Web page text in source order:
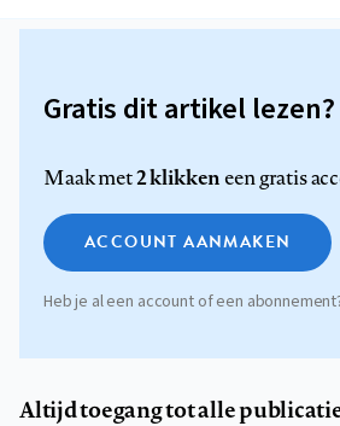
Gratis dit artikel lezen?
Maak met2 klikkeneen gratis
ACCOUNT AANMAKEN
Heb je al een account of een
Altijd toegang tot alle